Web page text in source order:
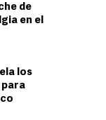
de
en el
los